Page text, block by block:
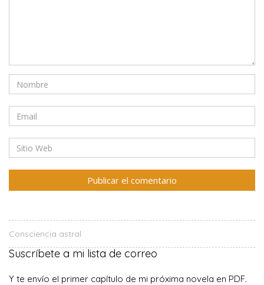
Consciencia astral
Suscríbete a mi lista de correo
Y te envío el primer capítulo de mi próxima novela en PDF.